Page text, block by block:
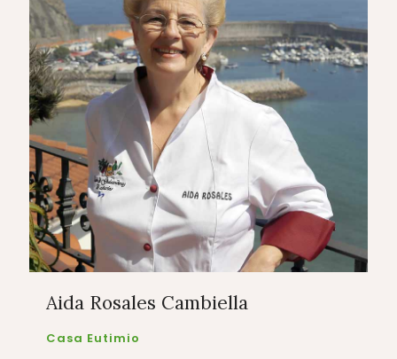
Aida Rosales Cambiella
Casa Eutimio